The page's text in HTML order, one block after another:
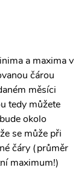
a maxima v
čárou
měsíci
tedy můžete
okolo
se může při
čáry (průměr
maximum!)